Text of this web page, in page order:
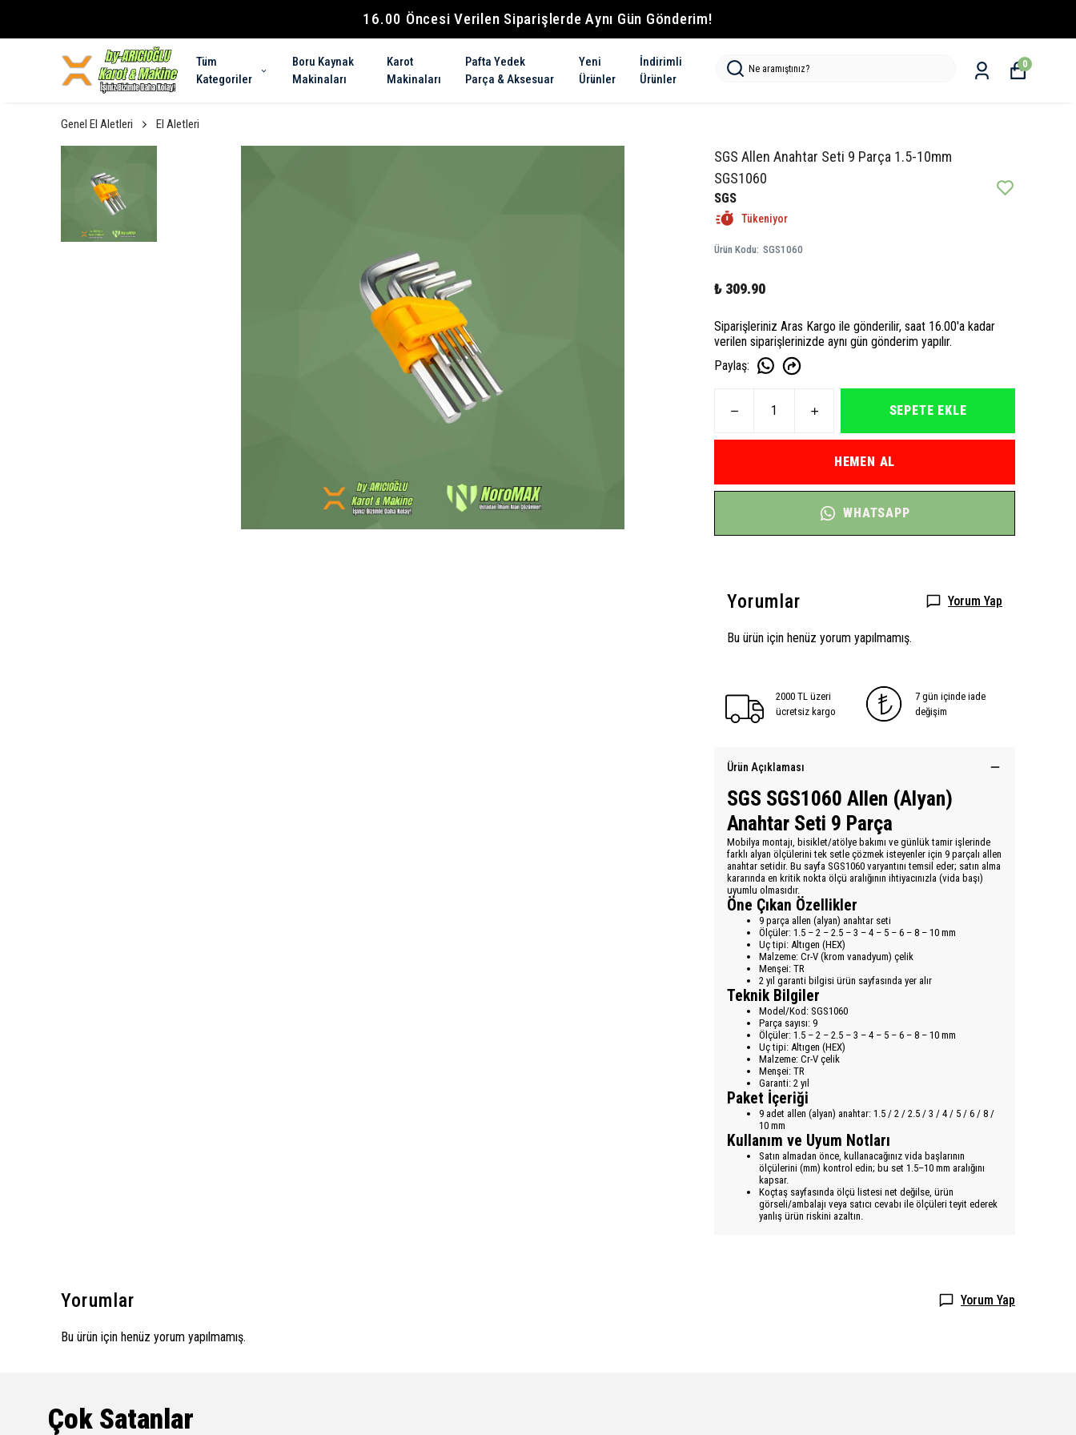
16.00 Öncesi Verilen Siparişlerde Aynı Gün Gönderim!
Tüm
Kategoriler
Boru Kaynak
Makinaları
Karot
Makinaları
Pafta Yedek
Parça & Aksesuar
Yeni
Ürünler
İndirimli
Ürünler
0
Genel El Aletleri El Aletleri
SGS Allen Anahtar Seti 9 Parça 1.5-10mm
SGS1060
SGS
Tükeniyor
Ürün Kodu: SGS1060
₺ 309.90
Siparişleriniz Aras Kargo ile gönderilir, saat 16.00'a kadar
verilen siparişlerinizde aynı gün gönderim yapılır.
Paylaş:
SEPETE EKLE
HEMEN AL
WHATSAPP
Yorumlar Yorum Yap
Bu ürün için henüz yorum yapılmamış.
2000 TL üzeri
ücretsiz kargo
7 gün içinde iade
değişim
Ürün Açıklaması
SGS SGS1060 Allen (Alyan)
Anahtar Seti 9 Parça
Mobilya montajı, bisiklet/atölye bakımı ve günlük tamir işlerinde
farklı alyan ölçülerini tek setle çözmek isteyenler için 9 parçalı allen
anahtar setidir. Bu sayfa SGS1060 varyantını temsil eder; satın alma
kararında en kritik nokta ölçü aralığının ihtiyacınızla (vida başı)
uyumlu olmasıdır.
Öne Çıkan Özellikler
9 parça allen (alyan) anahtar seti
Ölçüler: 1.5 – 2 – 2.5 – 3 – 4 – 5 – 6 – 8 – 10 mm
Uç tipi: Altıgen (HEX)
Malzeme: Cr-V (krom vanadyum) çelik
Menşei: TR
2 yıl garanti bilgisi ürün sayfasında yer alır
Teknik Bilgiler
Model/Kod: SGS1060
Parça sayısı: 9
Ölçüler: 1.5 – 2 – 2.5 – 3 – 4 – 5 – 6 – 8 – 10 mm
Uç tipi: Altıgen (HEX)
Malzeme: Cr-V çelik
Menşei: TR
Garanti: 2 yıl
Paket İçeriği
9 adet allen (alyan) anahtar: 1.5 / 2 / 2.5 / 3 / 4 / 5 / 6 / 8 /
10 mm
Kullanım ve Uyum Notları
Satın almadan önce, kullanacağınız vida başlarının
ölçülerini (mm) kontrol edin; bu set 1.5–10 mm aralığını
kapsar.
Koçtaş sayfasında ölçü listesi net değilse, ürün
görseli/ambalajı veya satıcı cevabı ile ölçüleri teyit ederek
yanlış ürün riskini azaltın.
Yorumlar Yorum Yap
Bu ürün için henüz yorum yapılmamış.
Çok Satanlar